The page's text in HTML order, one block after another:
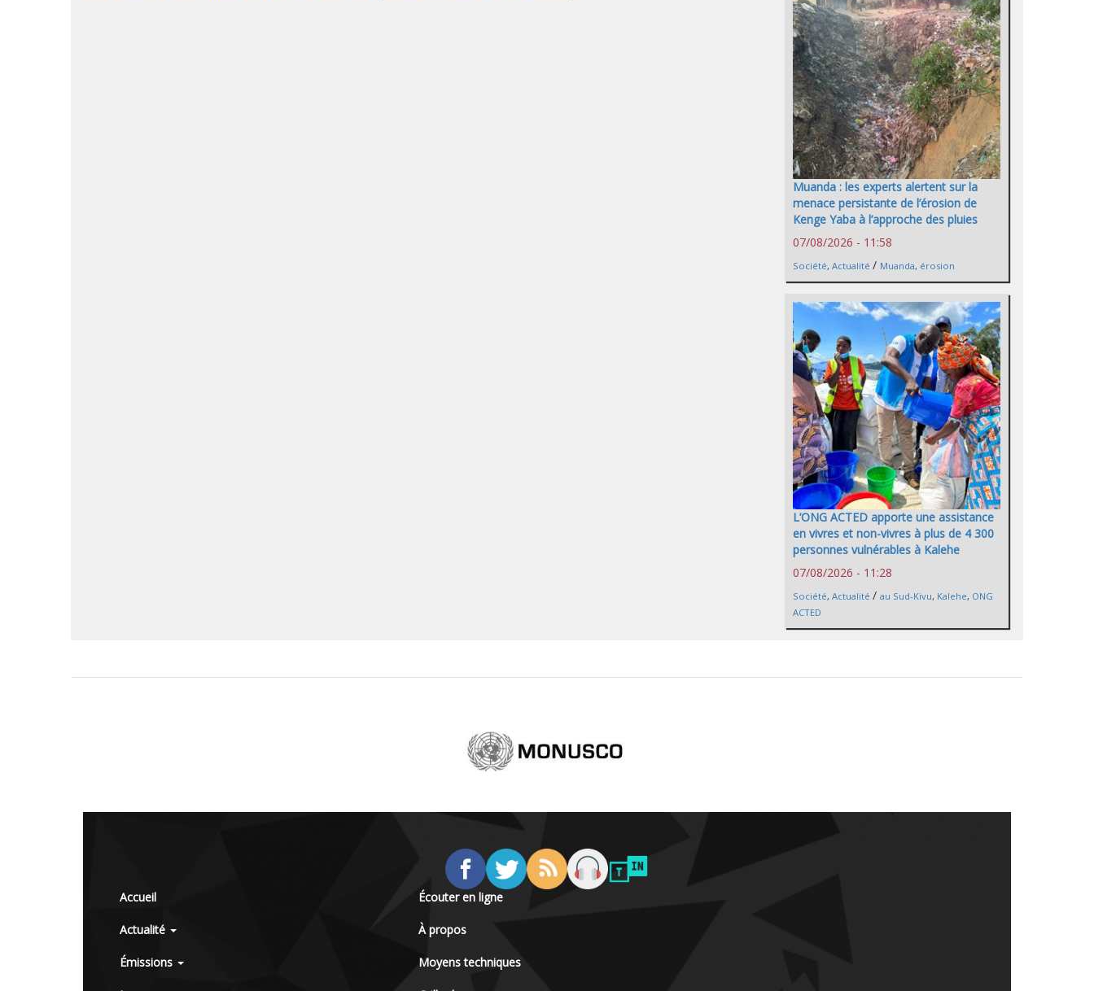
Muanda : les experts alertent sur la
menace persistante de l’érosion de
Kenge Yaba à l’approche des pluies
07/08/2026 - 11:58
Société, Actualité / Muanda, érosion
L’ONG ACTED apporte une assistance
en vivres et non-vivres à plus de 4 300
personnes vulnérables à Kalehe
07/08/2026 - 11:28
Société, Actualité / au Sud-Kivu, Kalehe, ONG
ACTED
Accueil
Actualité
Émissions
Écouter en ligne
À propos
Moyens techniques